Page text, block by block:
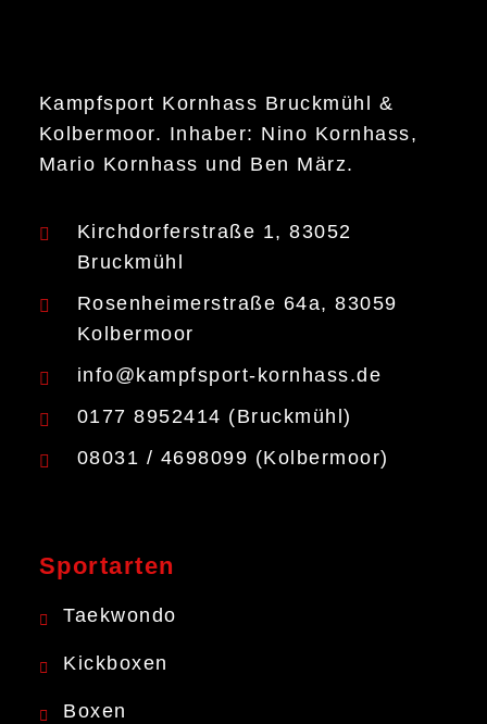
Kampfsport Kornhass Bruckmühl &
Kolbermoor. Inhaber: Nino Kornhass,
Mario Kornhass und Ben März.
Kirchdorferstraße 1, 83052
Bruckmühl
Rosenheimerstraße 64a, 83059
Kolbermoor
info@kampfsport-kornhass.de
0177 8952414 (Bruckmühl)
08031 / 4698099 (Kolbermoor)
Sportarten
Taekwondo
Kickboxen
Boxen